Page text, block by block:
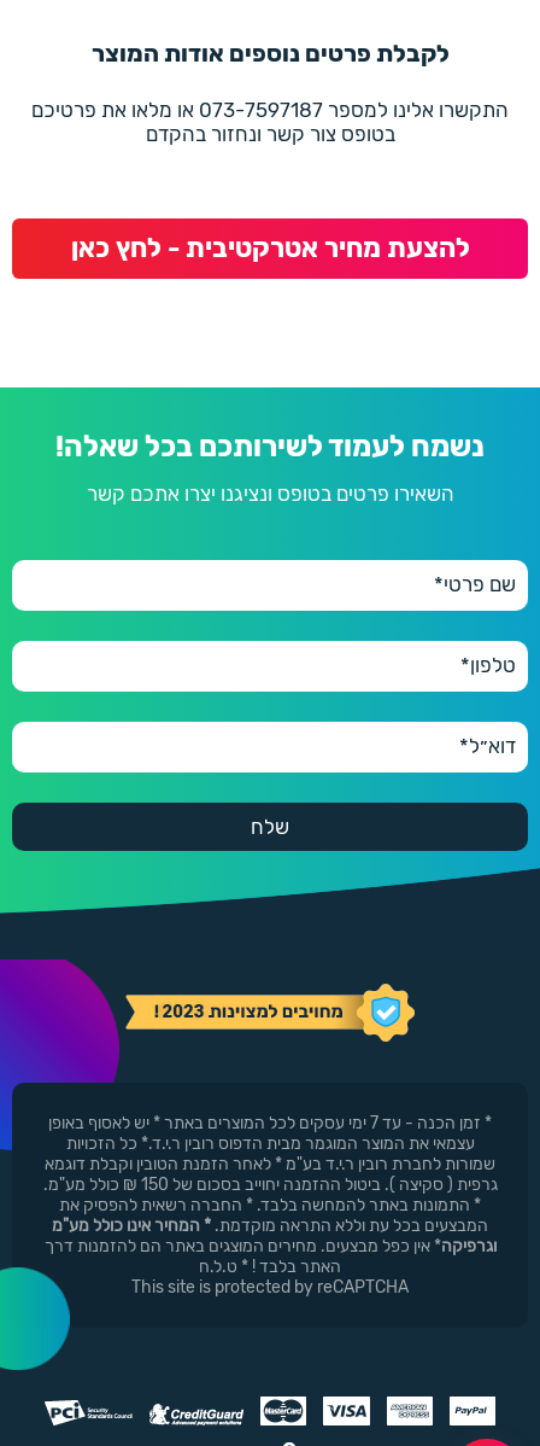
לקבלת פרטים נוספים אודות המוצר
התקשרו אלינו למספר 073-7597187 או מלאו את פרטיכם
בטופס צור קשר ונחזור בהקדם
להצעת מחיר אטרקטיבית - לחץ כאן
נשמח לעמוד לשירותכם בכל שאלה!
השאירו פרטים בטופס ונציגנו יצרו אתכם קשר
* זמן הכנה - עד 7 ימי עסקים לכל המוצרים באתר * יש לאסוף באופן
עצמאי את המוצר המוגמר מבית הדפוס רובין ר.י.ד.* כל הזכויות
שמורות לחברת רובין ר.י.ד בע"מ * לאחר הזמנת הטובין וקבלת דוגמא
גרפית ( סקיצה ). ביטול ההזמנה יחוייב בסכום של 150 ₪ כולל מע"מ.
* התמונות באתר להמחשה בלבד. * החברה רשאית להפסיק את
המבצעים בכל עת וללא התראה מוקדמת. * המחיר אינו כולל מע"מ
וגרפיקה* אין כפל מבצעים. מחירים המוצגים באתר הם להזמנות דרך
האתר בלבד ! * ט.ל.ח
This site is protected by reCAPTCHA